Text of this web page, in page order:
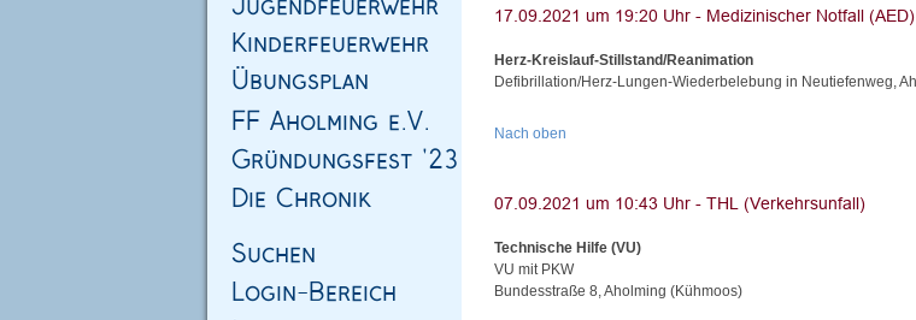
Herz-Kreislauf-Stillstand/Reanimation
Defibrillation/Herz-Lungen-Wiederbelebung in Neutiefenweg,
Nach oben
Technische Hilfe (VU)
VU mit PKW
Bundesstraße 8, Aholming (Kühmoos)